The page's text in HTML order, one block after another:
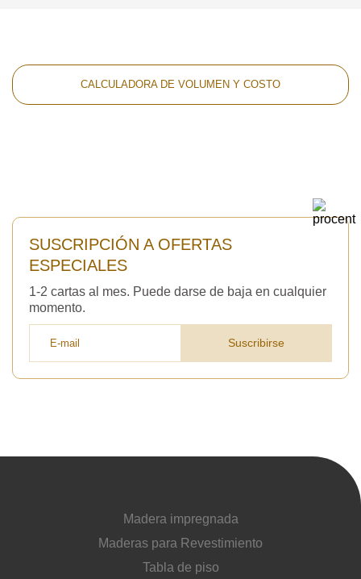
CALCULADORA DE VOLUMEN Y COSTO
SUSCRIPCIÓN A OFERTAS
ESPECIALES
1-2 cartas al mes. Puede darse de baja en cualquier
momento.
Suscribirse
Madera impregnada
Maderas para Revestimiento
Tabla de piso